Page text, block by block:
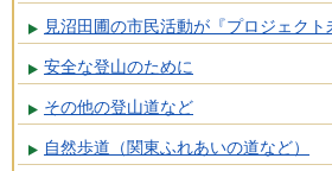
見沼田圃の市民活動が『プロジェク
安全な登山のために
その他の登山道など
自然歩道（関東ふれあいの道など）